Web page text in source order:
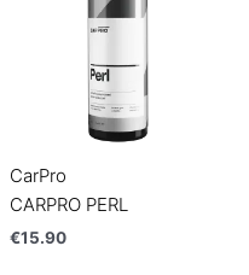
CarPro
CARPRO PERL
€15.90